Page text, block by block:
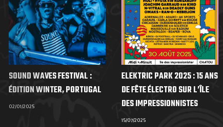
SOUND WAVES FESTIVAL :
ÉDITION WINTER, PORTUGAL
02/01/2025
ELEKTRIC PARK 2025 : 15 ANS
DE FÊTE ÉLECTRO SUR L’ÎLE
DES IMPRESSIONNISTES
15/07/2025